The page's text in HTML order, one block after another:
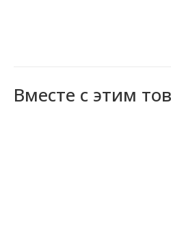
Вместе с этим